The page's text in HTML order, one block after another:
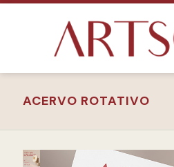
ACERVO ROTATIVO